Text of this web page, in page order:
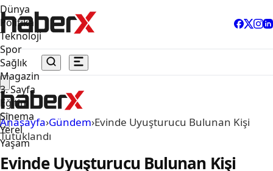
Dünya
Politika
Teknoloji
Spor
Sağlık
Magazin
3. Sayfa
Eğitim
Sinema
Yerel
Yaşam
Anasayfa›Gündem›Evinde Uyuşturucu Bulunan Kişi
Tutuklandı
Evinde Uyuşturucu Bulunan Kişi